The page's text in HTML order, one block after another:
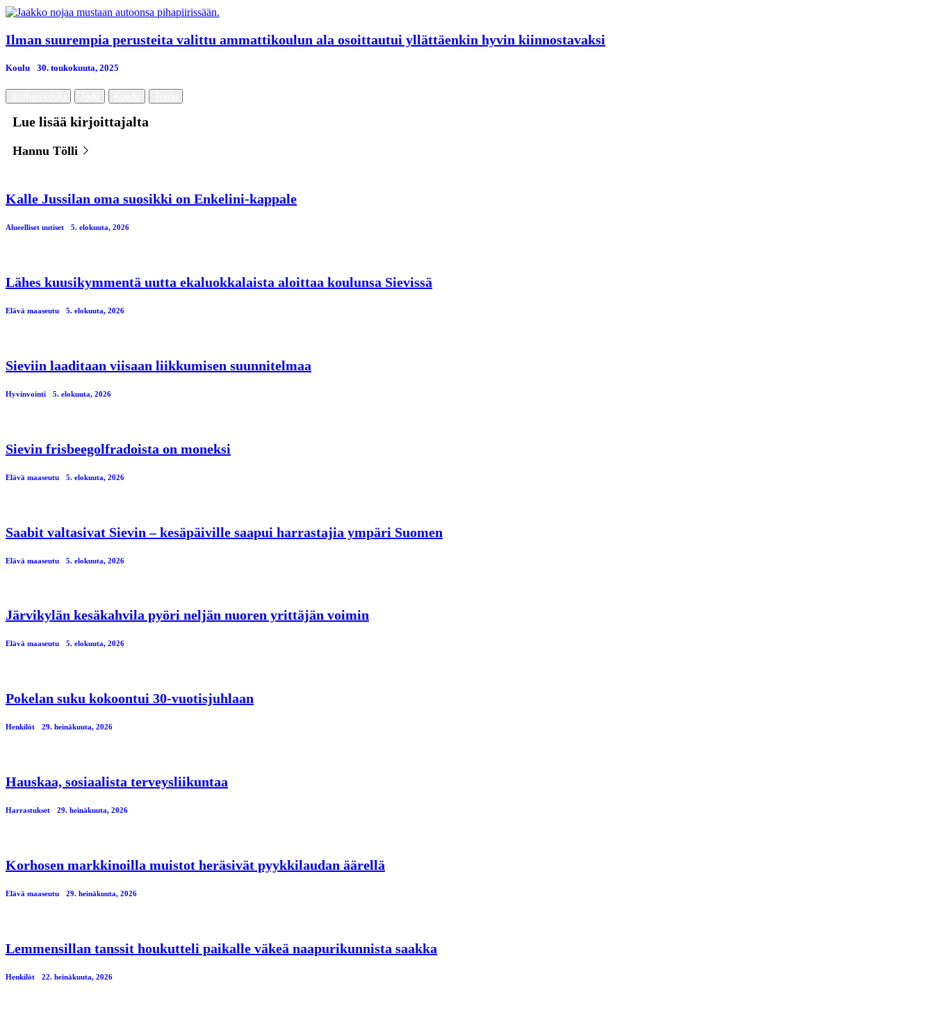
Ilman suurempia perusteita valittu ammattikoulun ala osoittautui yllättäenkin hyvin kiinnostavaksi
Koulu 30. toukokuuta, 2025
Lue lisää kirjoittajalta
Hannu Tölli
Kalle Jussilan oma suosikki on Enkelini-kappale
Alueelliset uutiset 5. elokuuta, 2026
Lähes kuusikymmentä uutta ekaluokkalaista aloittaa koulunsa Sievissä
Elävä maaseutu 5. elokuuta, 2026
Sieviin laaditaan viisaan liikkumisen suunnitelmaa
Hyvinvointi 5. elokuuta, 2026
Sievin frisbeegolfradoista on moneksi
Elävä maaseutu 5. elokuuta, 2026
Saabit valtasivat Sievin – kesäpäiville saapui harrastajia ympäri Suomen
Elävä maaseutu 5. elokuuta, 2026
Järvikylän kesäkahvila pyöri neljän nuoren yrittäjän voimin
Elävä maaseutu 5. elokuuta, 2026
Pokelan suku kokoontui 30-vuotisjuhlaan
Henkilöt 29. heinäkuuta, 2026
Hauskaa, sosiaalista terveysliikuntaa
Harrastukset 29. heinäkuuta, 2026
Korhosen markkinoilla muistot heräsivät pyykkilaudan äärellä
Elävä maaseutu 29. heinäkuuta, 2026
Lemmensillan tanssit houkutteli paikalle väkeä naapurikunnista saakka
Henkilöt 22. heinäkuuta, 2026